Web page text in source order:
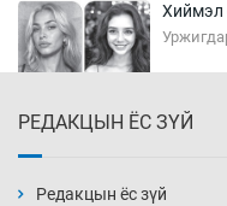
Хиймэл
РЕДАКЦЫН ЁС ЗҮЙ
Редакцын ёс зүй